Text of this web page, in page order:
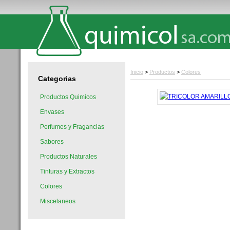
Categorias
Productos Quimicos
Envases
Perfumes y Fragancias
Sabores
Productos Naturales
Tinturas y Extractos
Colores
Miscelaneos
Inicio > Productos > Colores